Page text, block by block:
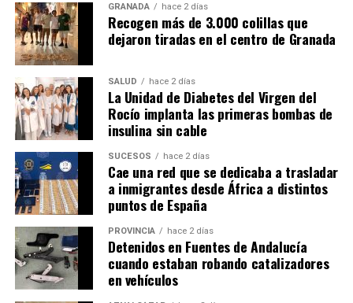
GRANADA hace 2 días
Recogen más de 3.000 colillas que
dejaron tiradas en el centro de Granada
SALUD hace 2 días
La Unidad de Diabetes del Virgen del
Rocío implanta las primeras bombas de
insulina sin cable
SUCESOS hace 2 días
Cae una red que se dedicaba a trasladar
a inmigrantes desde África a distintos
puntos de España
PROVINCIA hace 2 días
Detenidos en Fuentes de Andalucía
cuando estaban robando catalizadores
en vehículos